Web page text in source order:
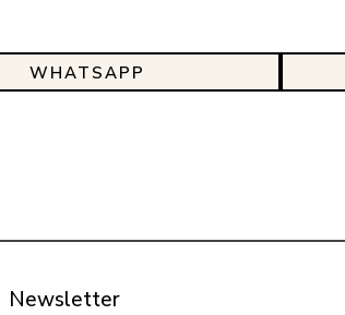
WHATSAPP
Newsletter